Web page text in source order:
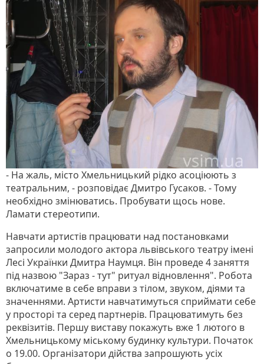
- На жаль, місто Хмельницький рідко асоціюють з
театральним, - розповідає Дмитро Гусаков. - Тому
необхідно змінюватись. Пробувати щось нове.
Ламати стереотипи.
Навчати артистів працювати над постановками
запросили молодого актора львівського театру імені
Лесі Українки Дмитра Наумця. Він проведе 4 заняття
під назвою "Зараз - тут" ритуал відновлення". Робота
включатиме в себе вправи з тілом, звуком, діями та
значеннями. Артисти навчатимуться сприймати себе
у просторі та серед партнерів. Працюватимуть без
реквізитів. Першу виставу покажуть вже 1 лютого в
Хмельницькому міському будинку культури. Початок
о 19.00. Організатори дійства запрошують усіх